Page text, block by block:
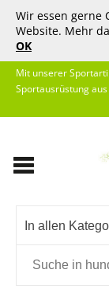
Wir essen gerne
Website. Mehr
OK
Mit unserer
Sportausrüstung
In allen